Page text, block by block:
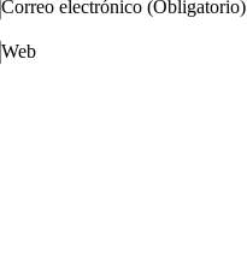
Correo electrónico (Obligatorio)
Web